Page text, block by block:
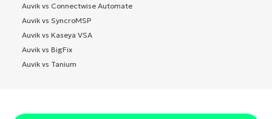
Auvik vs Connectwise Automate
Auvik vs SyncroMSP
Auvik vs Kaseya VSA
Auvik vs BigFix
Auvik vs Tanium